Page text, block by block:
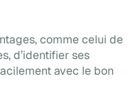
comme celui de
d’identifier ses
avec le bon